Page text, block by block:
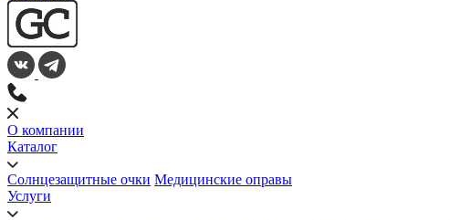
О компании
Каталог
Солнцезащитные очки Медицинские оправы
Услуги